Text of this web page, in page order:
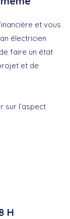
et vous
électricien
faire un état
et de
sur l’aspect
H